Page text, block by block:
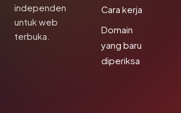
independen
untuk web
terbuka.
Cara kerja
Domain
yang baru
diperiksa